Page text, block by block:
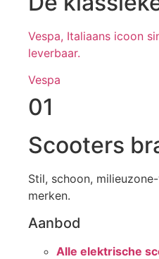
Vespa, Italiaans icoon
leverbaar.
Vespa
01
Scooters
Stil, schoon,
merken.
Aanbod
Alle elektrische